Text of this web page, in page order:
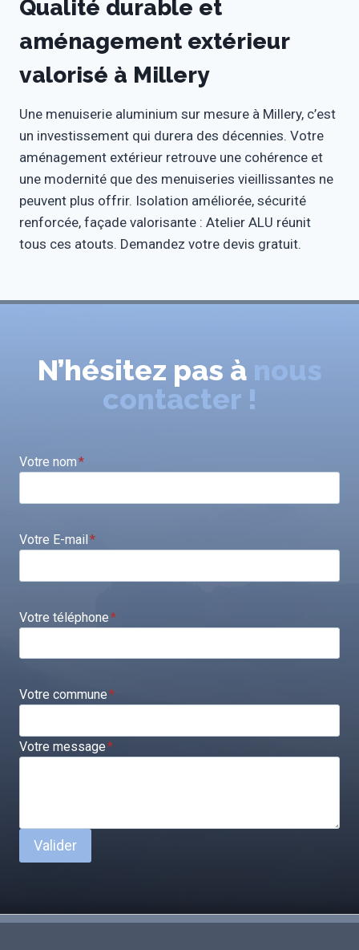
Qualité durable et
aménagement extérieur
valorisé à Millery
Une menuiserie aluminium sur mesure à Millery, c’est
un investissement qui durera des décennies. Votre
aménagement extérieur retrouve une cohérence et
une modernité que des menuiseries vieillissantes ne
peuvent plus offrir. Isolation améliorée, sécurité
renforcée, façade valorisante : Atelier ALU réunit
tous ces atouts. Demandez votre devis gratuit.
N’hésitez pas à nous
contacter !
Votre nom*
Votre E-mail*
Votre téléphone*
Votre commune*
Votre message*
Valider